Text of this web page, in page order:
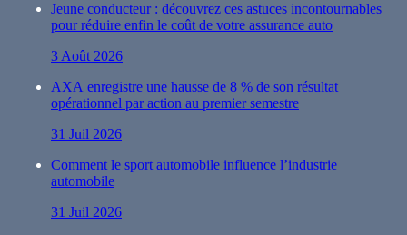
Jeune conducteur : découvrez ces astuces incontournables
pour réduire enfin le coût de votre assurance auto
3 Août 2026
AXA enregistre une hausse de 8 % de son résultat
opérationnel par action au premier semestre
31 Juil 2026
Comment le sport automobile influence l’industrie
automobile
31 Juil 2026